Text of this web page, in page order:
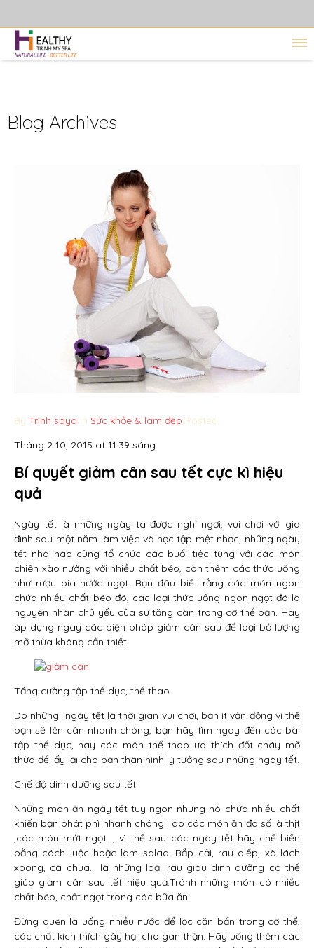
Blog Archives
By Trinh saya in Sức khỏe & làm đẹp Posted
Tháng 2 10, 2015 at 11:39 sáng
Bí quyết giảm cân sau tết cực kì hiệu
quả
Ngày tết là những ngày ta được nghỉ ngơi, vui chơi với gia
đình sau một năm làm việc và học tập mệt nhọc, những ngày
tết nhà nào cũng tổ chức các buổi tiệc tùng với các món
chiên xào nướng với nhiều chất béo, còn thêm các thức uống
như rượu bia nước ngọt. Bạn đâu biết rằng các món ngon
chứa nhiều chất béo đó, các loại thức uống ngon ngọt đó là
nguyên nhân chủ yếu của sự tăng cân trong cơ thể bạn. Hãy
áp dụng ngay các biện pháp giảm cân sau để loại bỏ lượng
mỡ thừa không cần thiết.
Tăng cường tập thể dục, thể thao
Do những ngày tết là thời gian vui chơi, bạn ít vận động vì thế
bạn sẽ lên cân nhanh chóng, bạn hãy tìm ngay đến các bài
tập thể dục, hay các môn thể thao ưa thích đốt cháy mỡ
thừa để lấy lại cho bạn thân hình lý tưởng sau những ngày tết.
Chế độ dinh dưỡng sau tết
Những món ăn ngày tết tuy ngon nhưng nó chứa nhiều chất
khiến bạn phát phì nhanh chóng : do các món ăn đa số là thịt
,các món mứt ngọt…, vì thế sau các ngày tết hãy chế biến
bằng cách luộc hoặc làm salad. Bắp cải, rau diếp, xà lách
xoong, cà chua… là những loại rau giàu dinh dưỡng có thể
giúp giảm cân sau tết hiệu quả.Tránh những món có nhiều
chất béo, chất ngọt trong các bữa ăn
Đừng quên là uống nhiều nước để lọc cặn bẩn trong cơ thể,
các chất kích thích gây hại cho gan thận. Hãy uống thêm các